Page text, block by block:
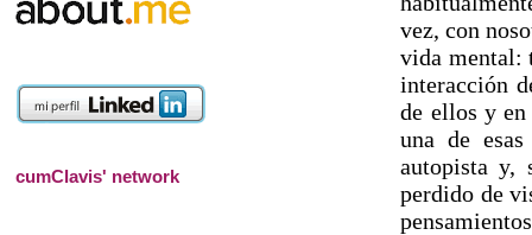
vez, con
vida mental:
interacción
de ellos y en
una de
autopista y,
perdido de
cumClavis' network